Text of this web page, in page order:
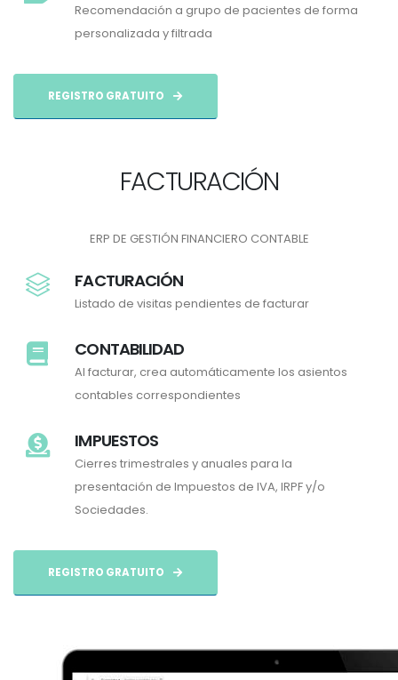
Recomendación a grupo de pacientes de forma
personalizada y filtrada
REGISTRO GRATUITO
FACTURACIÓN
ERP DE GESTIÓN FINANCIERO CONTABLE
FACTURACIÓN
Listado de visitas pendientes de facturar
CONTABILIDAD
Al facturar, crea automáticamente los asientos
contables correspondientes
IMPUESTOS
Cierres trimestrales y anuales para la
presentación de Impuestos de IVA, IRPF y/o
Sociedades.
REGISTRO GRATUITO